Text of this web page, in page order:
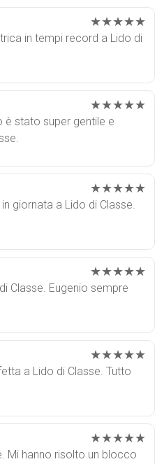
★★★★★
in tempi record a Lido di
★★★★★
è stato super gentile e
★★★★★
giornata a Lido di Classe.
★★★★★
Classe. Eugenio sempre
★★★★★
a Lido di Classe. Tutto
★★★★★
Mi hanno risolto un blocco